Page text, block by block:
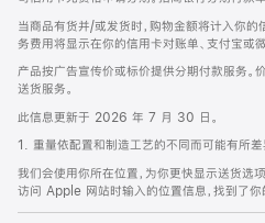
当商品有货并/或发货时，购物金额将计入你的
务费用将显示在你的信用卡对账单、支付宝或微
产品按广告宣传价或标价提供分期付款服务。
送货服务。
此信息更新于 2026 年 7 月 30 日。
1. 重量依配置和制造工艺的不同而可能有所差
我们会使用你所在位置，为你更快显示送货选
访问 Apple 网站时输入的位置信息，找到了你